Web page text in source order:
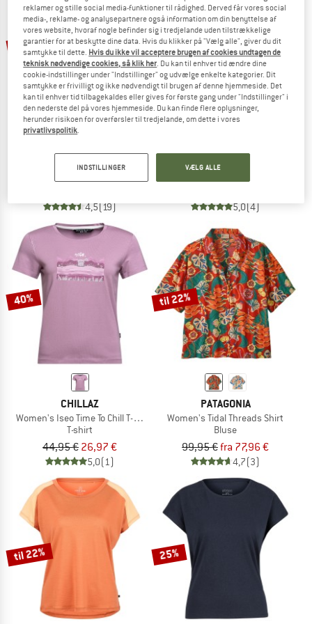
TO THE SALE
til 45%
Women's Merino155 LaholmSt. Colorblock T-Shirt
4,5(19)
15%
Women's Classic L/S
5,0(4)
40%
CHILLAZ
Women's Iseo Time To Chill T-Shirt
T-shirt
44,95 € 26,97 €
5,0(1)
til 22%
PATAGONIA
Women's Tidal Threads Shirt
Bluse
99,95 €fra 77,96 €
4,7(3)
til 22% 25%
reklamer og stille social media-funktioner til rådighed. Derved får vores social
media-, reklame- og analysepartnere også information om din benyttelse af
vores website, hvoraf nogle befinder sig i tredjelande uden tilstrækkelige
garantier for at beskytte dine data. Hvis du klikker på "Vælg alle", giver du dit
samtykke til dette. Hvis du ikke vil acceptere brugen af cookies undtagen de
teknisk nødvendige cookies, så klik her. Du kan til enhver tid ændre dine
cookie-indstillinger under "Indstillinger" og udvælge enkelte kategorier. Dit
samtykke er frivilligt og ikke nødvendigt til brugen af denne hjemmeside. Det
kan til enhver tid tilbagekaldes eller gives for første gang under "Indstillinger" i
den nederste del på vores hjemmeside. Du kan finde flere oplysninger,
herunder risikoen for overførsler til tredjelande, om dette i vores
privatlivspolitik.
INDSTILLINGER VÆLG ALLE